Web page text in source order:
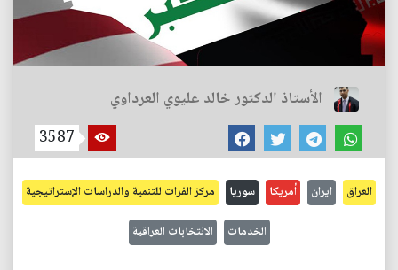
الأستاذ الدكتور خالد عليوي العرداوي
3587
العراق ايران أمريكا سوريا مركز الفرات للتنمية والدراسات الإستراتيجية
الخدمات الانتخابات العراقية